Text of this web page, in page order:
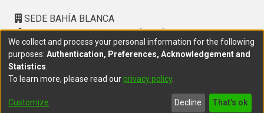
SEDE BAHÍA BLANCA
Calle Ciudad de Cali 320 – (8000). Universidad
Provincial del Sudoeste (UPSO)
(291) 459 2550, interno 147
10.00 h a 14.00 h
We collect and process your personal information for the following
purposes: Authentication, Preferences, Acknowledgement and
Statistics
To learn more, please read ourprivacy policy.
Customize Decline That's ok